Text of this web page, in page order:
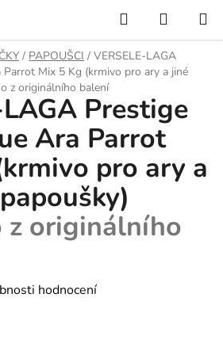
Hledat
KOŠÍK
/ PAPOUŠCI / VERSELE-LAGA
Mix 5 Kg (krmivo pro ary a jiné
z originálního balení
Prestige
Ara Parrot
pro ary a
z originálního
hodnocení